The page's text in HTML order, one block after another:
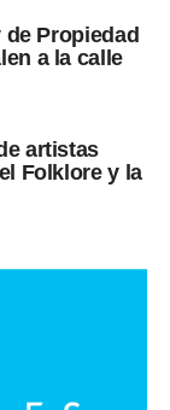
Propiedad
a la calle
artistas
Folklore y la